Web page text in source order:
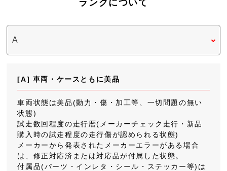
ランクについて
[A] 車両・ケースともに美品
車両状態は美品(動力・傷・加工等、一切問題の無い
状態)
試走数回程度の走行暦(メーカーチェック走行・新品
購入時の試走程度の走行傷が認められる状態)
メーカーから発表されたメーカーエラーがある場合
は、修正対応済または対応品が付属した状態。
付属品(パーツ・インレタ・シール・ステッカー等)は